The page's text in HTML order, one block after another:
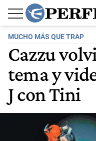
MUCHO MÁS QUE TRAP
Cazzu
tema y
J con Tini